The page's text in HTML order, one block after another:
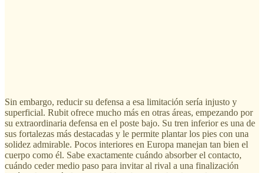
Sin embargo, reducir su defensa a esa limitación sería injusto y
superficial. Rubit ofrece mucho más en otras áreas, empezando por
su extraordinaria defensa en el poste bajo. Su tren inferior es una de
sus fortalezas más destacadas y le permite plantar los pies con una
solidez admirable. Pocos interiores en Europa manejan tan bien el
cuerpo como él. Sabe exactamente cuándo absorber el contacto,
cuándo ceder medio paso para invitar al rival a una finalización